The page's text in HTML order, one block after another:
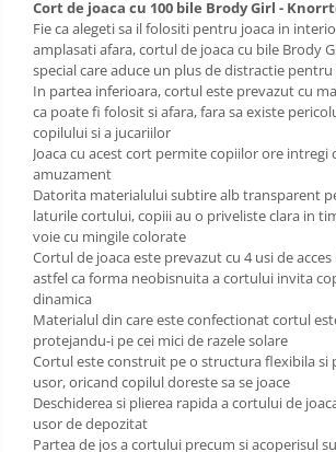
Sac de dormit 130 cm
Sac de dormit 140 cm
Sac de dormit 150 cm
Sac de dormit tineret
Saltele de infasat
Cort de joaca cu 100 bile Brody Girl -
Fie ca alegeti sa il folositi pentru joaca in
amplasati afara, cortul de joaca cu bile Brody
special care aduce un plus de distractie
In partea inferioara, cortul este prevazut cu
ca poate fi folosit si afara, fara sa existe
copilului si a jucariilor
Joaca cu acest cort permite copiilor ore intregi
amuzament
Datorita materialului subtire alb transparent
laturile cortului, copiii au o priveliste clara in
voie cu mingile colorate
Cortul de joaca este prevazut cu 4 usi de
astfel ca forma neobisnuita a cortului invita
dinamica
Materialul din care este confectionat cortul
protejandu-i pe cei mici de razele solare
Cortul este construit pe o structura flexibila
usor, oricand copilul doreste sa se joace
Deschiderea si plierea rapida a cortului de
usor de depozitat
Partea de jos a cortului precum si acoperisul